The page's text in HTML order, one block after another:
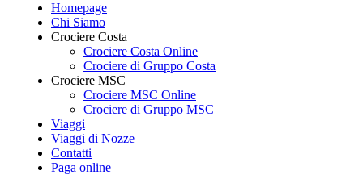
Homepage
Chi Siamo
Crociere Costa
Crociere Costa Online
Crociere di Gruppo Costa
Crociere MSC
Crociere MSC Online
Crociere di Gruppo MSC
Viaggi
Viaggi di Nozze
Contatti
Paga online